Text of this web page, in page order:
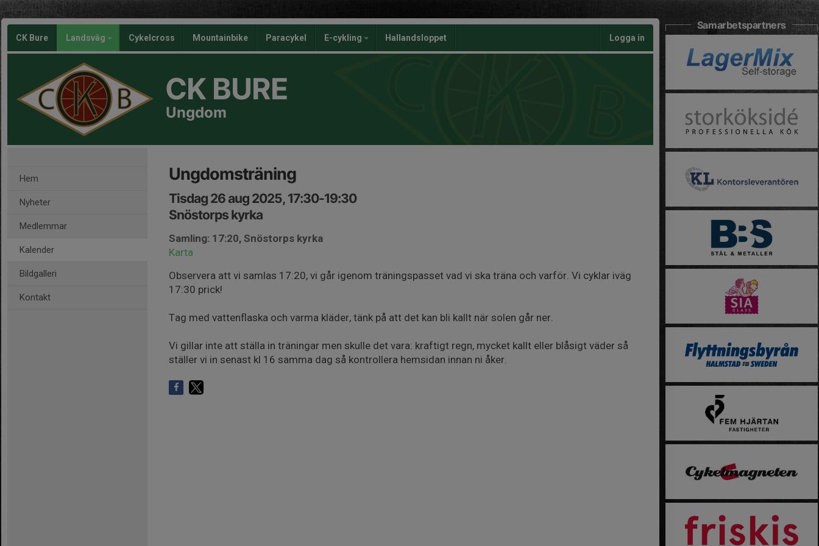
CK Bure Landsväg Cykelcross Mountainbike Paracykel E-cykling Hallandsloppet Logga in
CK BURE
Ungdom
Hem
Nyheter
Medlemmar
Kalender
Bildgalleri
Kontakt
Ungdomsträning
Tisdag 26 aug 2025, 17:30-19:30
Snöstorps kyrka
Samling: 17:20, Snöstorps kyrka
Karta
Observera att vi samlas 17:20, vi går igenom träningspasset vad vi ska träna och varför. Vi cyklar iväg
17:30 prick!
Tag med vattenflaska och varma kläder, tänk på att det kan bli kallt när solen går ner.
Vi gillar inte att ställa in träningar men skulle det vara: kraftigt regn, mycket kallt eller blåsigt väder så
ställer vi in senast kl 16 samma dag så kontrollera hemsidan innan ni åker.
Samarbetspartners